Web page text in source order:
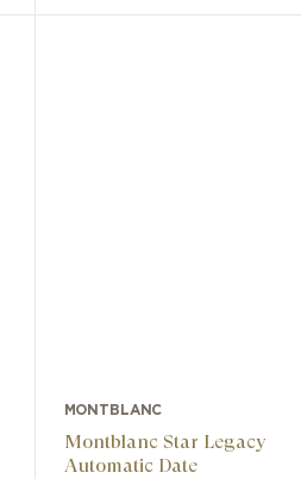
MONTBLANC
Montblanc Star Legacy
Automatic Date